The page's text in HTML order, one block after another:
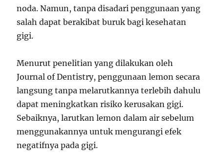
noda. Namun, tanpa disadari penggunaan yang
salah dapat berakibat buruk bagi kesehatan
gigi.
Menurut penelitian yang dilakukan oleh
Journal of Dentistry, penggunaan lemon secara
langsung tanpa melarutkannya terlebih dahulu
dapat meningkatkan risiko kerusakan gigi.
Sebaiknya, larutkan lemon dalam air sebelum
menggunakannya untuk mengurangi efek
negatifnya pada gigi.